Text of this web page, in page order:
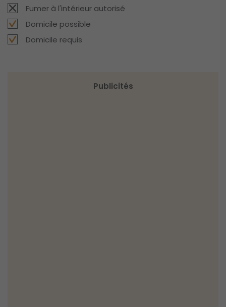
Fumer à l'intérieur autorisé
Domicile possible
Domicile requis
Publicités